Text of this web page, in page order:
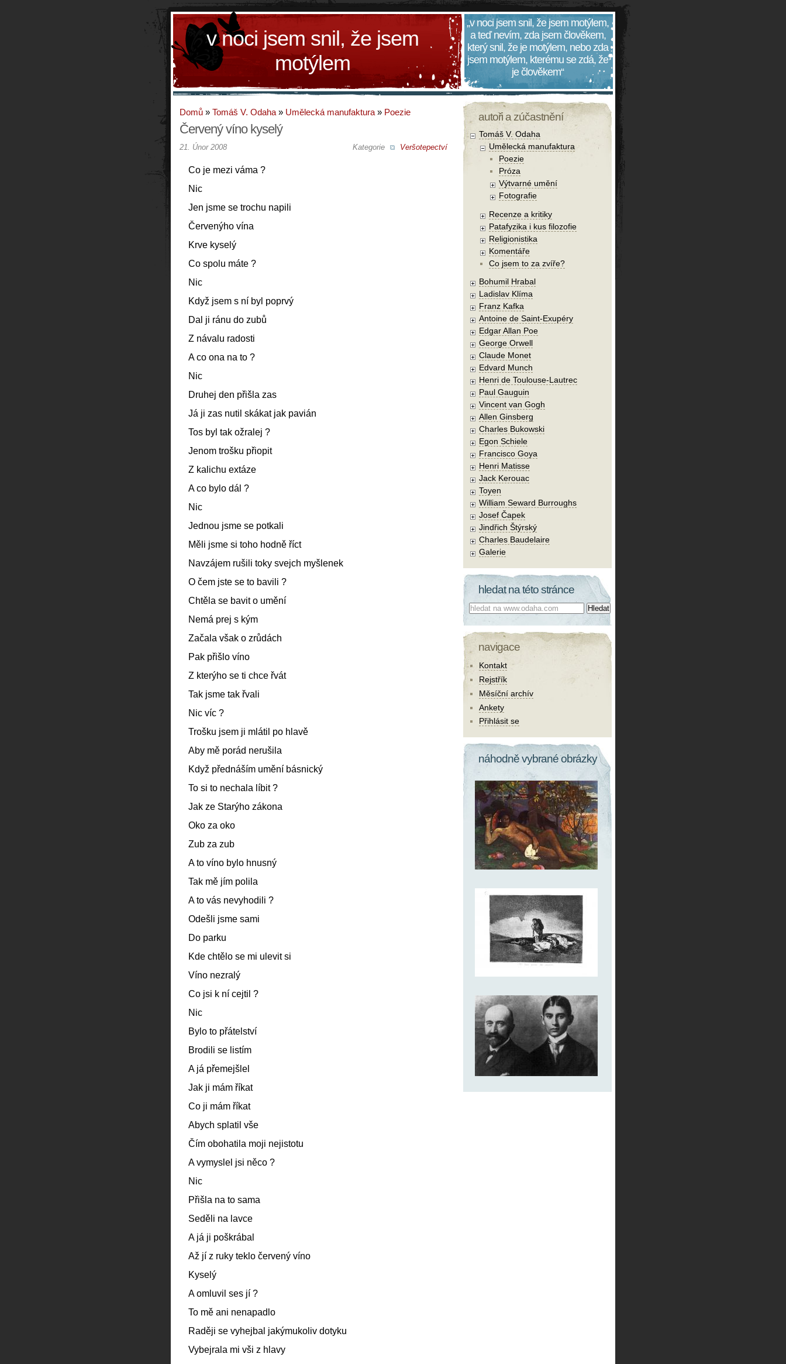
v noci jsem snil, že jsem
motýlem
„v noci jsem snil, že jsem motýlem,
a teď nevím, zda jsem člověkem,
který snil, že je motýlem, nebo zda
jsem motýlem, kterému se zdá, že
je člověkem“
Domů » Tomáš V. Odaha » Umělecká manufaktura » Poezie
Červený víno kyselý
Kategorie Veršotepectví
21. Únor 2008
Co je mezi váma ?
Nic
Jen jsme se trochu napili
Červenýho vína
Krve kyselý
Co spolu máte ?
Nic
Když jsem s ní byl poprvý
Dal ji ránu do zubů
Z návalu radosti
A co ona na to ?
Nic
Druhej den přišla zas
Já ji zas nutil skákat jak pavián
Tos byl tak ožralej ?
Jenom trošku přiopit
Z kalichu extáze
A co bylo dál ?
Nic
Jednou jsme se potkali
Měli jsme si toho hodně říct
Navzájem rušili toky svejch myšlenek
O čem jste se to bavili ?
Chtěla se bavit o umění
Nemá prej s kým
Začala však o zrůdách
Pak přišlo víno
Z kterýho se ti chce řvát
Tak jsme tak řvali
Nic víc ?
Trošku jsem ji mlátil po hlavě
Aby mě porád nerušila
Když přednáším umění básnický
To si to nechala líbit ?
Jak ze Starýho zákona
Oko za oko
Zub za zub
A to víno bylo hnusný
Tak mě jím polila
A to vás nevyhodili ?
Odešli jsme sami
Do parku
Kde chtělo se mi ulevit si
Víno nezralý
Co jsi k ní cejtil ?
Nic
Bylo to přátelství
Brodili se listím
A já přemejšlel
Jak ji mám říkat
Co ji mám říkat
Abych splatil vše
Čím obohatila moji nejistotu
A vymyslel jsi něco ?
Nic
Přišla na to sama
Seděli na lavce
A já ji poškrábal
Až jí z ruky teklo červený víno
Kyselý
A omluvil ses jí ?
To mě ani nenapadlo
Raději se vyhejbal jakýmukoliv dotyku
Vybejrala mi vši z hlavy
autoři a zúčastnění
Tomáš V. Odaha
Umělecká manufaktura
Poezie
Próza
Výtvarné umění
Fotografie
Recenze a kritiky
Patafyzika i kus filozofie
Religionistika
Komentáře
Co jsem to za zvíře?
Bohumil Hrabal
Ladislav Klíma
Franz Kafka
Antoine de Saint-Exupéry
Edgar Allan Poe
George Orwell
Claude Monet
Edvard Munch
Henri de Toulouse-Lautrec
Paul Gauguin
Vincent van Gogh
Allen Ginsberg
Charles Bukowski
Egon Schiele
Francisco Goya
Henri Matisse
Jack Kerouac
Toyen
William Seward Burroughs
Josef Čapek
Jindřich Štýrský
Charles Baudelaire
Galerie
hledat na této stránce
Co hledat:
navigace
Kontakt
Rejstřík
Měsíční archív
Ankety
Přihlásit se
náhodně vybrané obrázky